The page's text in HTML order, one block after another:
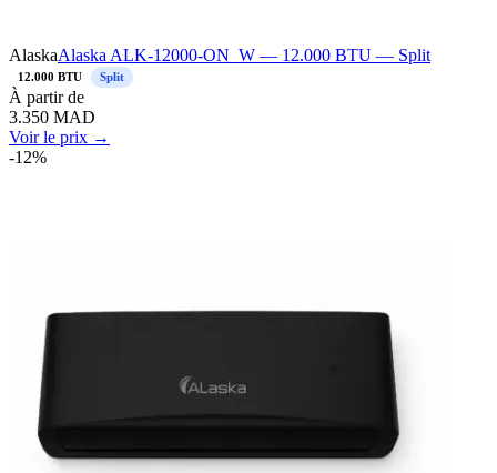
AlaskaAlaska ALK-12000-ON_W — 12.000 BTU — Split
12.000 BTU Split
À partir de
3.350 MAD
Voir le prix →
-12%